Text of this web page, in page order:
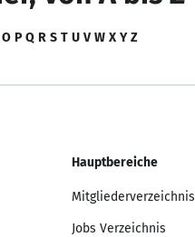
O P Q R S T U V W X Y Z
Hauptbereiche
Mitgliederverzeichnis
Jobs Verzeichnis